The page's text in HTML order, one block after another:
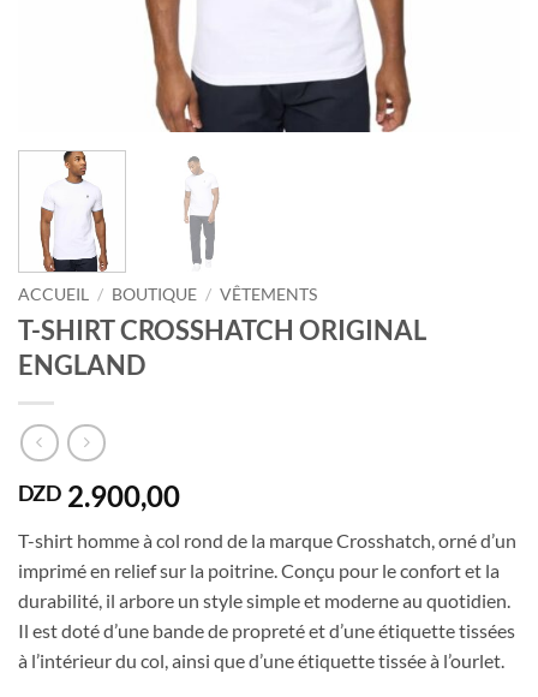
ACCUEIL / BOUTIQUE / VÊTEMENTS
T-SHIRT CROSSHATCH ORIGINAL
ENGLAND
DZD 2.900,00
T-shirt homme à col rond de la marque Crosshatch, orné d’un
imprimé en relief sur la poitrine. Conçu pour le confort et la
durabilité, il arbore un style simple et moderne au quotidien.
Il est doté d’une bande de propreté et d’une étiquette tissées
à l’intérieur du col, ainsi que d’une étiquette tissée à l’ourlet.